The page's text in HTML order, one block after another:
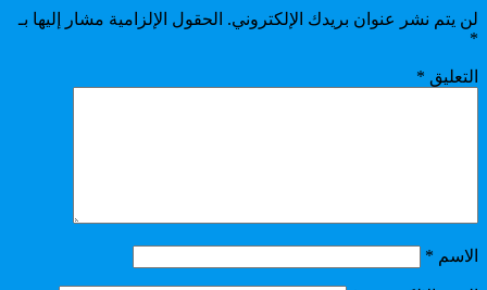
لن يتم نشر عنوان بريدك الإلكتروني. الحقول الإلزامية مشار إليها بـ
*
التعليق *
الاسم *